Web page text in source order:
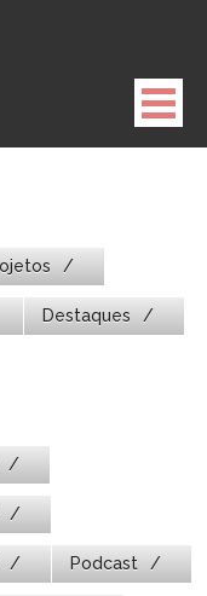
Destaques
Podcast